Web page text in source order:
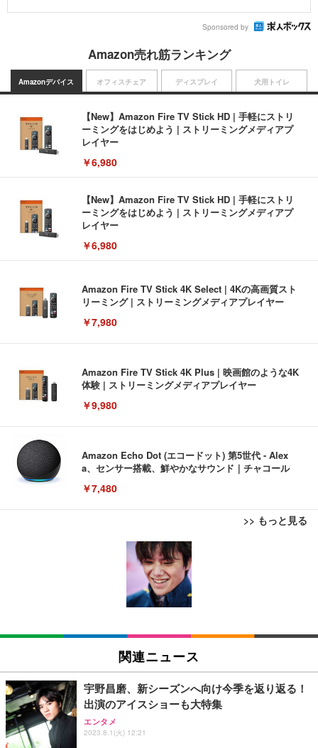
Sponsored by
Amazon売れ筋ランキング
Amazonデバイス
【New】Amazon Fire TV Stick HD | 手軽にストリ
ーミングをはじめよう | ストリーミングメディアプ
レイヤー
￥6,980
【New】Amazon Fire TV Stick HD | 手軽にストリ
ーミングをはじめよう | ストリーミングメディアプ
レイヤー
￥6,980
Amazon Fire TV Stick 4K Select | 4Kの高画質スト
リーミング | ストリーミングメディアプレイヤー
￥7,980
Amazon Fire TV Stick 4K Plus | 映画館のような4K
体験 | ストリーミングメディアプレイヤー
￥9,980
Amazon Echo Dot (エコードット) 第5世代 - Alex
a、センサー搭載、鮮やかなサウンド｜チャコール
￥7,480
>> もっと見る
オフィスチェア
[EdoErgo] オフィスチェア 椅子 テレワーク 疲れな
い 跳ね上げ式アームレスト コンパクト 約105度ロッ
キング pc 事務椅子 360度回転 座面昇降 強化ナイロ
ン樹脂ベース 通気性メッシュ 在宅ワーク H-WY01
(黒網+黒枠+黒足)
SIHOO B100 オフィスチェア／デスクチェア メッシ
ュチェア 人間工学 疲れない ブラック
￥27,999
Sezlife オフィスチェア デスクチェア 疲れない テレ
ワーク チェア 強化バックレスト 30度ロッキング機
能 人間工学 椅子 腰サポート 90度跳ね上げ式アーム
ディスプレイ
EIZO ビジネス向けプレミアムモニター | FlexScan
EV3240X-WT | 31.5型4K UHD・USB Type-C・ホワ
￥105,595
EIZO ビジネス向けプレミアムモニター | FlexScan
￥109,572
【純正品】27"ゲーミングモニター DualSense 充電
フック付き（CFI-ZDM1J）
犬用トイレ
Amazonベーシック ペットシーツ 薄型 レギュラー 1
回使い捨て 無香料 ホワイト 300枚
Amazonベーシック ペットシーツ 厚型 ワイド 42枚
x2袋(84枚) ホワイト(吸収面:ライトブルー)
￥3,234
ネオ・ルーライフ ネオ・オムツ L 中型犬用 26枚入
り 単品
関連ニュース
宇野昌磨、新シーズンへ向け今季を返り返る！
出演のアイスショーも大特集
エンタメ
2023.8.1(火) 12:21